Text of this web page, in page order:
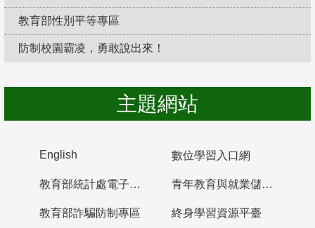
教育部性別平等專區
防制校園霸凌，勇敢說出來！
主題網站
English 數位學習入口網
教育部統計處電子書櫃 青年教育與就業儲蓄帳戶
教育部詐騙防制專區 終身學習資源平臺